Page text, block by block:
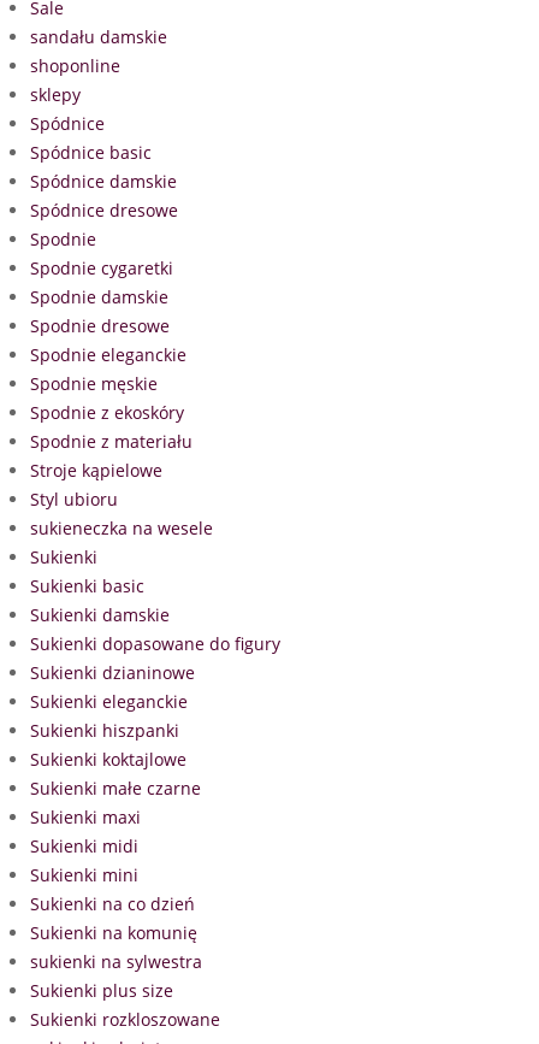
Sale
sandału damskie
shoponline
sklepy
Spódnice
Spódnice basic
Spódnice damskie
Spódnice dresowe
Spodnie
Spodnie cygaretki
Spodnie damskie
Spodnie dresowe
Spodnie eleganckie
Spodnie męskie
Spodnie z ekoskóry
Spodnie z materiału
Stroje kąpielowe
Styl ubioru
sukieneczka na wesele
Sukienki
Sukienki basic
Sukienki damskie
Sukienki dopasowane do figury
Sukienki dzianinowe
Sukienki eleganckie
Sukienki hiszpanki
Sukienki koktajlowe
Sukienki małe czarne
Sukienki maxi
Sukienki midi
Sukienki mini
Sukienki na co dzień
Sukienki na komunię
sukienki na sylwestra
Sukienki plus size
Sukienki rozkloszowane